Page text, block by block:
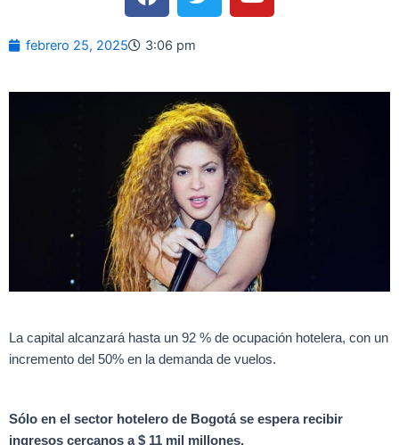
c
e
k
i
r
u
febrero 25, 2025 3:06 pm
La capital alcanzará hasta un 92 % de ocupación hotelera, con un
incremento del 50% en la demanda de vuelos.
Sólo en el sector hotelero de Bogotá se espera recibir
ingresos cercanos a $ 11 mil millones.